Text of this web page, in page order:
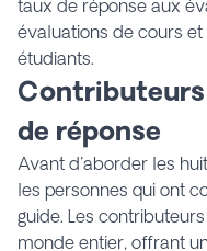
taux de réponse aux
évaluations de cours
étudiants.
Contributeurs
de réponse
Avant d'aborder les
les personnes qui ont
guide. Les
monde entier, offrant